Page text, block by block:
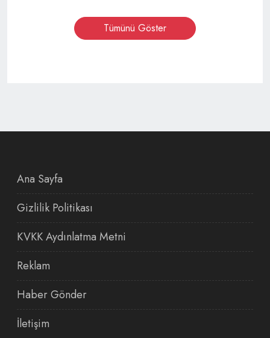
Tümünü Göster
Ana Sayfa
Gizlilik Politikası
KVKK Aydınlatma Metni
Reklam
Haber Gönder
İletişim